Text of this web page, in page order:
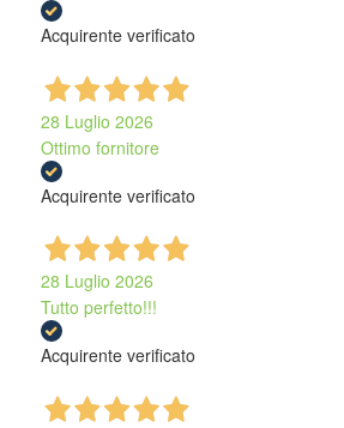
Acquirente verificato
28 Luglio 2026
Ottimo fornitore
Acquirente verificato
28 Luglio 2026
Tutto perfetto!!!
Acquirente verificato